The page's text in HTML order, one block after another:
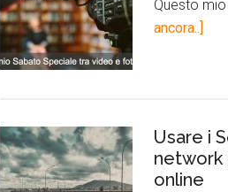
Questo
ancora..]
Usare i
network
online